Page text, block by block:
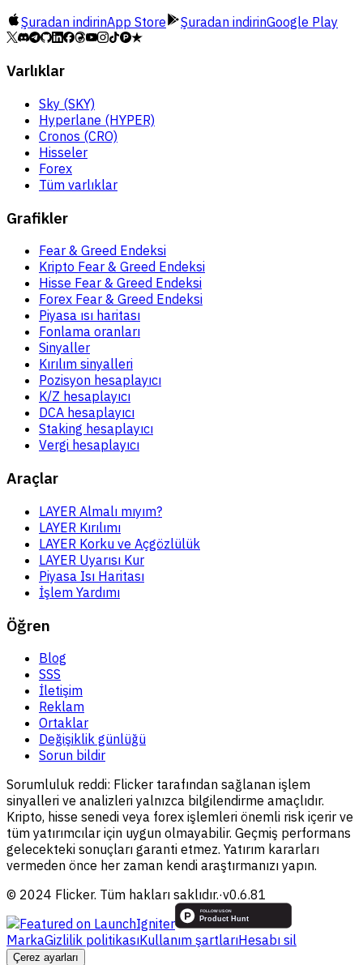
Şuradan indirinApp Store Şuradan indirinGoogle Play
Varlıklar
Sky (SKY)
Hyperlane (HYPER)
Cronos (CRO)
Hisseler
Forex
Tüm varlıklar
Grafikler
Fear & Greed Endeksi
Kripto Fear & Greed Endeksi
Hisse Fear & Greed Endeksi
Forex Fear & Greed Endeksi
Piyasa ısı haritası
Fonlama oranları
Sinyaller
Kırılım sinyalleri
Pozisyon hesaplayıcı
K/Z hesaplayıcı
DCA hesaplayıcı
Staking hesaplayıcı
Vergi hesaplayıcı
Araçlar
LAYER Almalı mıyım?
LAYER Kırılımı
LAYER Korku ve Açgözlülük
LAYER Uyarısı Kur
Piyasa Isı Haritası
İşlem Yardımı
Öğren
Blog
SSS
İletişim
Reklam
Ortaklar
Değişiklik günlüğü
Sorun bildir
Sorumluluk reddi: Flicker tarafından sağlanan işlem
sinyalleri ve analizleri yalnızca bilgilendirme amaçlıdır.
Kripto, hisse senedi veya forex işlemleri önemli risk içerir ve
tüm yatırımcılar için uygun olmayabilir. Geçmiş performans
gelecekteki sonuçları garanti etmez. Yatırım kararları
vermeden önce her zaman kendi araştırmanızı yapın.
© 2024 Flicker. Tüm hakları saklıdır.·v0.6.81
MarkaGizlilik politikasıKullanım şartlarıHesabı sil
Çerez ayarları